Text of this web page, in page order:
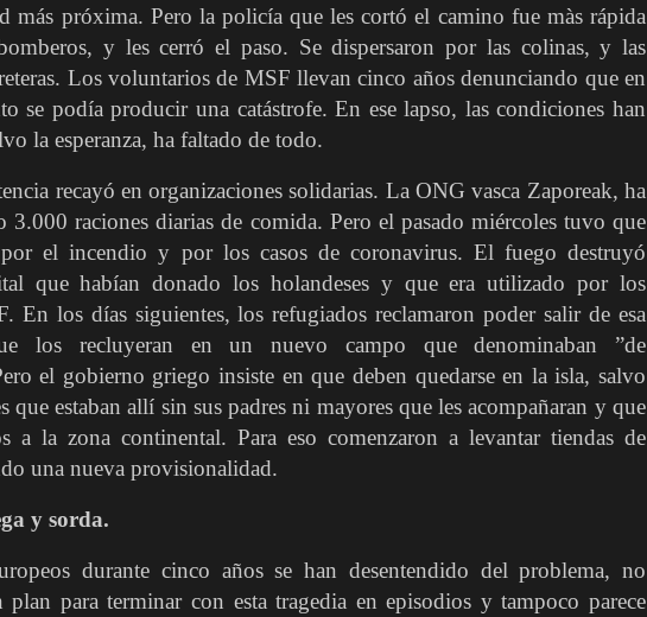
más próxima. Pero la policía que les cortó el camino fue màs rápida
y les cerró el paso. Se dispersaron por las colinas, y las
Los voluntarios de MSF llevan cinco años denunciando que en
se podía producir una catástrofe. En ese lapso, las condiciones han
la esperanza, ha faltado de todo.
recayó en organizaciones solidarias. La ONG vasca Zaporeak, ha
3.000 raciones diarias de comida. Pero el pasado miércoles tuvo que
el incendio y por los casos de coronavirus. El fuego destruyó
que habían donado los holandeses y que era utilizado por los
En los días siguientes, los refugiados reclamaron poder salir de esa
los recluyeran en un nuevo campo que denominaban ”de
el gobierno griego insiste en que deben quedarse en la isla, salvo
que estaban allí sin sus padres ni mayores que les acompañaran y que
a la zona continental. Para eso comenzaron a levantar tiendas de
una nueva provisionalidad.
y sorda.
durante cinco años se han desentendido del problema, no
plan para terminar con esta tragedia en episodios y tampoco parece